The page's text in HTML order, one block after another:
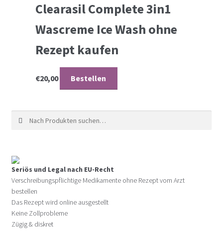
Clearasil Complete 3in1
Wascreme Ice Wash ohne
Rezept kaufen
€20,00 Bestellen
Suche nach:
Seriös und Legal nach EU-Recht
Verschreibungspflichtige Medikamente ohne Rezept vom Arzt
bestellen
Das Rezept wird online ausgestellt
Keine Zollprobleme
Zügig & diskret